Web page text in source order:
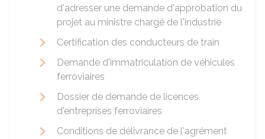
d'adresser une demande d'approbation du
projet au ministre chargé de l'industrie
Certification des conducteurs de train
Demande d'immatriculation de véhicules
ferroviaires
Dossier de demande de licences
d'entreprises ferroviaires
Conditions de délivrance de l'agrément